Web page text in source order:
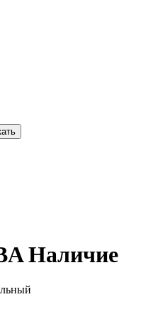
Наличие